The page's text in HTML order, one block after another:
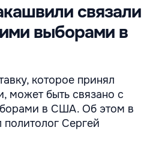
связали
выборами в
которое принял
может быть связано с
в США. Об этом в
политолог Сергей